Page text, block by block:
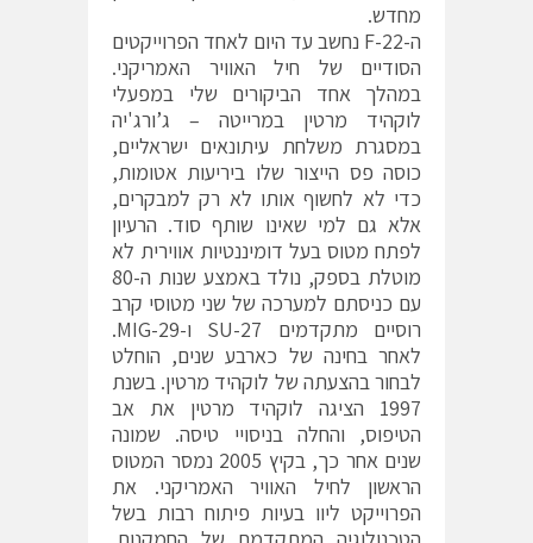
מחדש.
ה-F-22 נחשב עד היום לאחד הפרוייקטים
הסודיים של חיל האוויר האמריקני.
במהלך אחד הביקורים שלי במפעלי
לוקהיד מרטין במרייטה – ג’ורג'יה
במסגרת משלחת עיתונאים ישראליים,
כוסה פס הייצור שלו ביריעות אטומות,
כדי לא לחשוף אותו לא רק למבקרים,
אלא גם למי שאינו שותף סוד. הרעיון
לפתח מטוס בעל דומיננטיות אווירית לא
מוטלת בספק, נולד באמצע שנות ה-80
עם כניסתם למערכה של שני מטוסי קרב
רוסיים מתקדמים SU-27 ו-MIG-29.
לאחר בחינה של כארבע שנים, הוחלט
לבחור בהצעתה של לוקהיד מרטין. בשנת
1997 הציגה לוקהיד מרטין את אב
הטיפוס, והחלה בניסויי טיסה. שמונה
שנים אחר כך, בקיץ 2005 נמסר המטוס
הראשון לחיל האוויר האמריקני. את
הפרוייקט ליוו בעיות פיתוח רבות בשל